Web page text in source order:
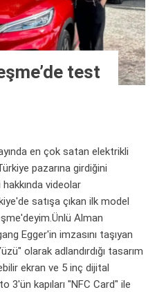
test
en çok satan elektrikli
pazarına girdiğini
videolar
satışa çıkan ilk model
Alman
Egger'in imzasını taşıyan
olarak adlandırdığı tasarım
ekran ve 5 inç dijital
kapıları "NFC Card" ile